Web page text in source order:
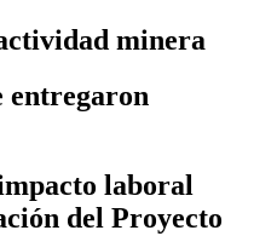
minera
entregaron
laboral
del Proyecto